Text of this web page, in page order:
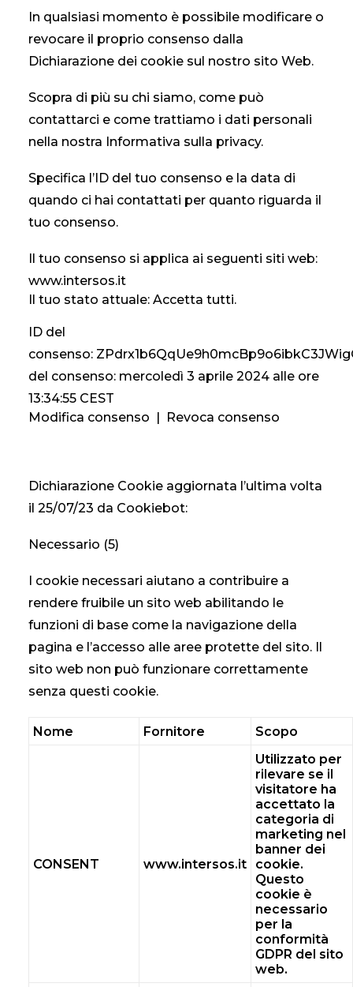
In qualsiasi momento è possibile modificare o
revocare il proprio consenso dalla
Dichiarazione dei cookie sul nostro sito Web.
Scopra di più su chi siamo, come può
contattarci e come trattiamo i dati personali
nella nostra Informativa sulla privacy.
Specifica l’ID del tuo consenso e la data di
quando ci hai contattati per quanto riguarda il
tuo consenso.
Il tuo consenso si applica ai seguenti siti web:
www.intersos.it
Il tuo stato attuale: Accetta tutti.
ID del
consenso:
del consenso: mercoledì 3 aprile 2024 alle ore
13:34:55 CEST
Modifica consenso | Revoca consenso
Dichiarazione Cookie aggiornata l’ultima volta
il 25/07/23 da Cookiebot:
Necessario (5)
I cookie necessari aiutano a contribuire a
rendere fruibile un sito web abilitando le
funzioni di base come la navigazione della
pagina e l’accesso alle aree protette del sito. Il
sito web non può funzionare correttamente
senza questi cookie.
Nome Fornitore Scopo
CONSENT www.intersos.it
Utilizzato per
rilevare se il
visitatore ha
accettato la
categoria di
marketing nel
banner dei
cookie.
Questo
cookie è
necessario
per la
conformità
GDPR del sito
web.